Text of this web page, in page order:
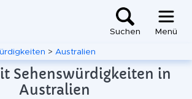
Suchen Menü
> Australien
Sehenswürdigkeiten in
Australien